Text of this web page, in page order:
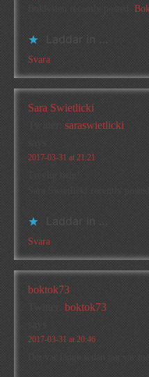
Laddar in …
Svara
Sara Swietlicki
saraswietlicki
2017-03-31 at 21:21
Trevlig helg!
Laddar in …
Svara
boktok73
boktok73
2017-03-31 at 20:46